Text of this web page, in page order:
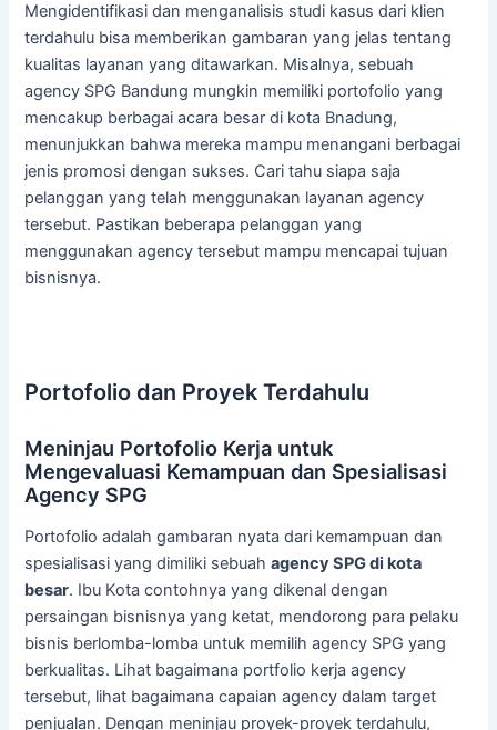
Mengidentifikasi dan menganalisis studi kasus dari klien
terdahulu bisa memberikan gambaran yang jelas tentang
kualitas layanan yang ditawarkan. Misalnya, sebuah
agency SPG Bandung mungkin memiliki portofolio yang
mencakup berbagai acara besar di kota Bnadung,
menunjukkan bahwa mereka mampu menangani berbagai
jenis promosi dengan sukses. Cari tahu siapa saja
pelanggan yang telah menggunakan layanan agency
tersebut. Pastikan beberapa pelanggan yang
menggunakan agency tersebut mampu mencapai tujuan
bisnisnya.
Portofolio dan Proyek Terdahulu
Meninjau Portofolio Kerja untuk
Mengevaluasi Kemampuan dan Spesialisasi
Agency SPG
Portofolio adalah gambaran nyata dari kemampuan dan
spesialisasi yang dimiliki sebuahagency SPG di kota
besar. Ibu Kota contohnya yang dikenal dengan
persaingan bisnisnya yang ketat, mendorong para pelaku
bisnis berlomba-lomba untuk memilih agency SPG yang
berkualitas. Lihat bagaimana portfolio kerja agency
tersebut, lihat bagaimana capaian agency dalam target
penjualan. Dengan meninjau proyek-proyek terdahulu,